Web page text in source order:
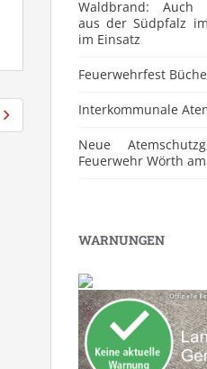
Waldbrand: Auch
aus der Südpfalz
im Einsatz
Feuerwehrfest
⁠Interkommunale
Neue
Feuerwehr Wörth
WARNUNGEN